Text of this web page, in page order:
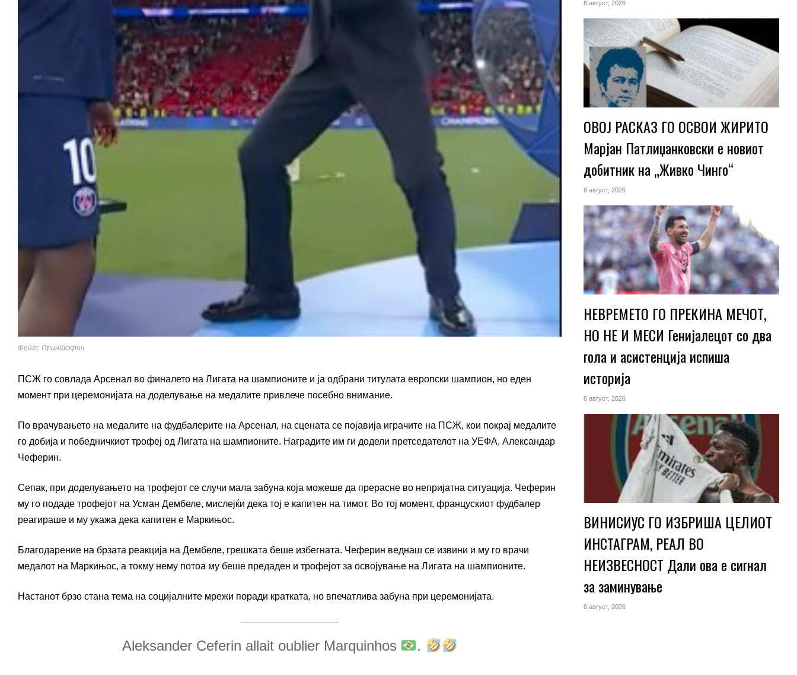
Фото: Принтскрин
ПСЖ го совлада Арсенал во финалето на Лигата на шампионите и ја одбрани титулата европски шампион, но еден
момент при церемонијата на доделување на медалите привлече посебно внимание.
По врачувањето на медалите на фудбалерите на Арсенал, на сцената се појавија играчите на ПСЖ, кои покрај медалите
го добија и победничкиот трофеј од Лигата на шампионите. Наградите им ги додели претседателот на УЕФА, Александар
Чеферин.
Сепак, при доделувањето на трофејот се случи мала забуна која можеше да прерасне во непријатна ситуација. Чеферин
му го подаде трофејот на Усман Дембеле, мислејќи дека тој е капитен на тимот. Во тој момент, францускиот фудбалер
реагираше и му укажа дека капитен е Маркињос.
Благодарение на брзата реакција на Дембеле, грешката беше избегната. Чеферин веднаш се извини и му го врачи
медалот на Маркињос, а токму нему потоа му беше предаден и трофејот за освојување на Лигата на шампионите.
Настанот брзо стана тема на социјалните мрежи поради кратката, но впечатлива забуна при церемонијата.
Aleksander Ceferin allait oublier Marquinhos .
6 август, 2026
ОВОЈ РАСКАЗ ГО ОСВОИ ЖИРИТО
Марјан Патлиџанковски е новиот
добитник на „Живко Чинго“
6 август, 2026
НЕВРЕМЕТО ГО ПРЕКИНА МЕЧОТ,
НО НЕ И МЕСИ Генијалецот со два
гола и асистенција испиша
историја
6 август, 2026
ВИНИСИУС ГО ИЗБРИША ЦЕЛИОТ
ИНСТАГРАМ, РЕАЛ ВО
НЕИЗВЕСНОСТ Дали ова е сигнал
за заминување
6 август, 2026